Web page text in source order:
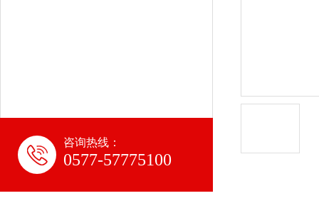
咨询热线：
0577-57775100